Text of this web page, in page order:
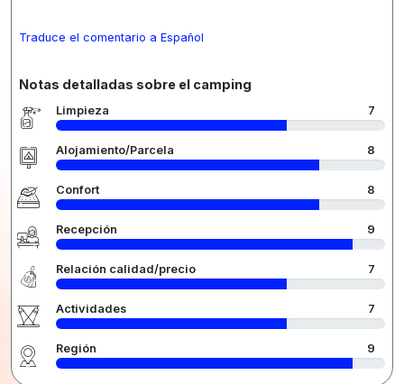
Traduce el comentario a Español
Notas detalladas sobre el camping
Limpieza 7
Alojamiento/Parcela 8
Confort 8
Recepción 9
Relación calidad/precio 7
Actividades 7
Región 9